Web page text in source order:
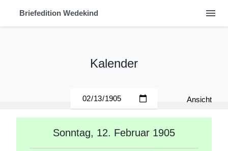
Briefedition Wedekind menu
Kalender
Ansicht
Sonntag, 12. Februar 1905